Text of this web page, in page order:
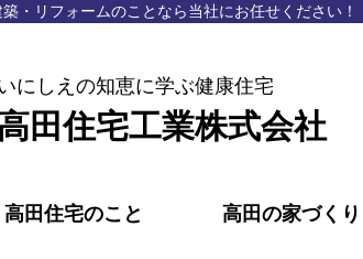
・リフォームのことなら当社にお任せください！
にしえの知恵に学ぶ健康住宅
田住宅工業株式会社
高田住宅のこと 高田の家づくり